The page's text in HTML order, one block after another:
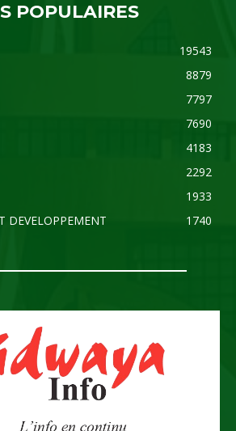
POPULAIRES
19543
8879
7797
7690
4183
2292
1933
DEVELOPPEMENT
1740